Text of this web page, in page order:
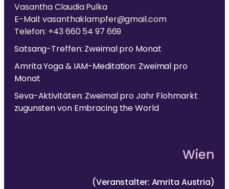
Vasantha Claudia Pulka
E-Mail: vasanthaklampfer@gmail.com
Telefon: +43 660 54 97 669
Satsang-Treffen: Zweimal pro Monat
Amrita Yoga & IAM-Meditation: Zweimal pro
Monat
Seva-Aktivitäten: Zweimal pro Jahr Flohmarkt
zugunsten von Embracing the World
Wien
(Veranstalter: Amrita Austria)